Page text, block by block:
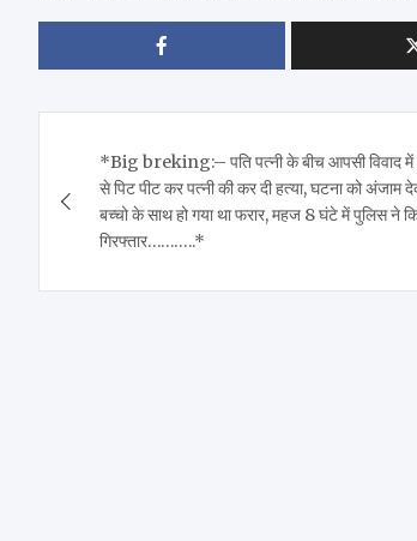
navigation
*Big breking:– पति पत्नी के बीच आपसी विवाद में
से पिट पीट कर पत्नी की कर दी हत्या, घटना को अंजाम
बच्चो के साथ हो गया था फरार, महज 8 घंटे में पुलिस ने
गिरफ्तार………..*